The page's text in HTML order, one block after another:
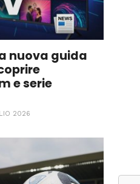
nuova guida
e serie
2026